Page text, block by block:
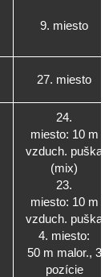
9. miesto
27. miesto
24.
miesto: 10 m
vzduch. puška
(mix)
23.
miesto: 10 m
vzduch. puška
4. miesto:
50 m malor., 3
pozície